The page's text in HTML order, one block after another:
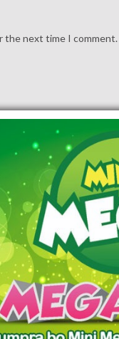
the next time I comment.